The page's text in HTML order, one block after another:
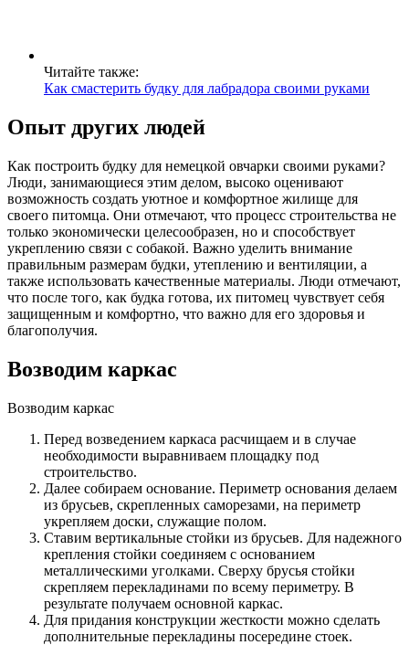
Читайте также:
Как смастерить будку для лабрадора своими руками
Опыт других людей
Как построить будку для немецкой овчарки своими руками?
Люди, занимающиеся этим делом, высоко оценивают
возможность создать уютное и комфортное жилище для
своего питомца. Они отмечают, что процесс строительства не
только экономически целесообразен, но и способствует
укреплению связи с собакой. Важно уделить внимание
правильным размерам будки, утеплению и вентиляции, а
также использовать качественные материалы. Люди отмечают,
что после того, как будка готова, их питомец чувствует себя
защищенным и комфортно, что важно для его здоровья и
благополучия.
Возводим каркас
Возводим каркас
Перед возведением каркаса расчищаем и в случае
необходимости выравниваем площадку под
строительство.
Далее собираем основание. Периметр основания делаем
из брусьев, скрепленных саморезами, на периметр
укрепляем доски, служащие полом.
Ставим вертикальные стойки из брусьев. Для надежного
крепления стойки соединяем с основанием
металлическими уголками. Сверху брусья стойки
скрепляем перекладинами по всему периметру. В
результате получаем основной каркас.
Для придания конструкции жесткости можно сделать
дополнительные перекладины посередине стоек.